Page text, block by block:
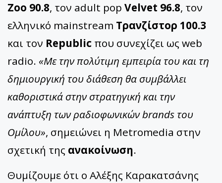
Zoo 90.8, τον adult pop Velvet 96.8, τον
ελληνικό mainstream Τρανζίστορ 100.3
και τον Republic που συνεχίζει ως web
radio. «Με την πολύτιμη εμπειρία του και τη
δημιουργική του διάθεση θα συμβάλλει
καθοριστικά στην στρατηγική και την
ανάπτυξη των ραδιοφωνικών brands του
Ομίλου», σημειώνει η Metromedia στην
σχετική της ανακοίνωση.
Θυμίζουμε ότι ο Αλέξης Καρακατσάνης